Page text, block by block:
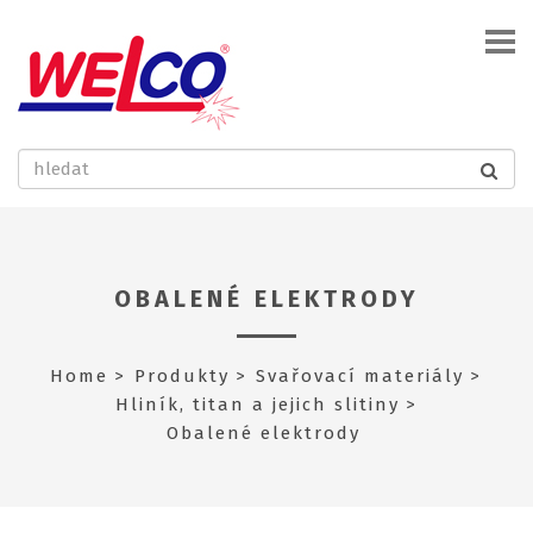
OBALENÉ ELEKTRODY
Home Produkty
Svařovací materiály
Hliník, titan a jejich slitiny
Obalené elektrody